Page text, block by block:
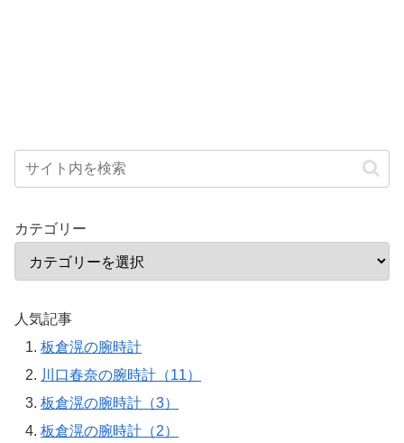
カテゴリー
人気記事
板倉滉の腕時計
川口春奈の腕時計（11）
板倉滉の腕時計（3）
板倉滉の腕時計（2）